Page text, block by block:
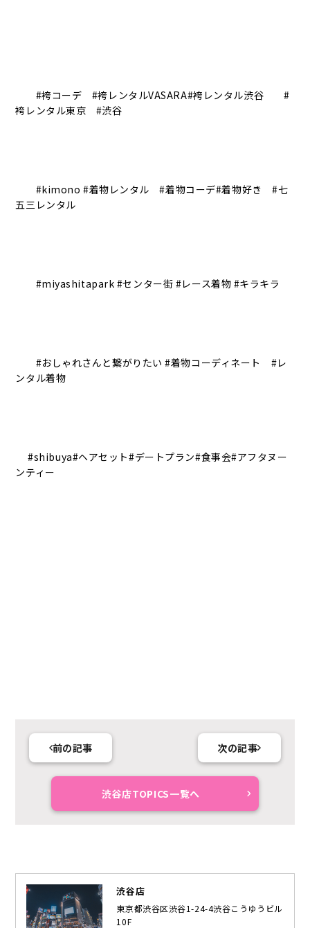
#袴コーデ #袴レンタルVASARA#袴レンタル渋谷 #
袴レンタル東京 #渋谷
#kimono #着物レンタル #着物コーデ#着物好き #七
五三レンタル
#miyashitapark #センター街 #レース着物 #キラキラ
#おしゃれさんと繋がりたい #着物コーディネート #レ
ンタル着物
#shibuya#ヘアセット#デートプラン#食事会#アフタヌー
ンティー
前の記事 次の記事
渋谷店TOPICS一覧へ
渋谷店
東京都渋谷区渋谷1-24-4渋谷こうゆうビル
10F